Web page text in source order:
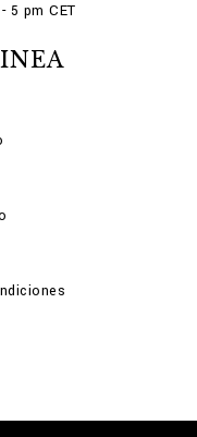
5 pm CET